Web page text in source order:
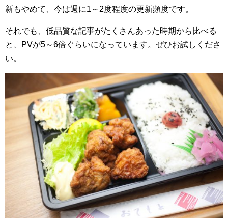
新もやめて、今は週に1～2度程度の更新頻度です。
それでも、低品質な記事がたくさんあった時期から比べる
と、PVが5～6倍ぐらいになっています。ぜひお試しくださ
い。